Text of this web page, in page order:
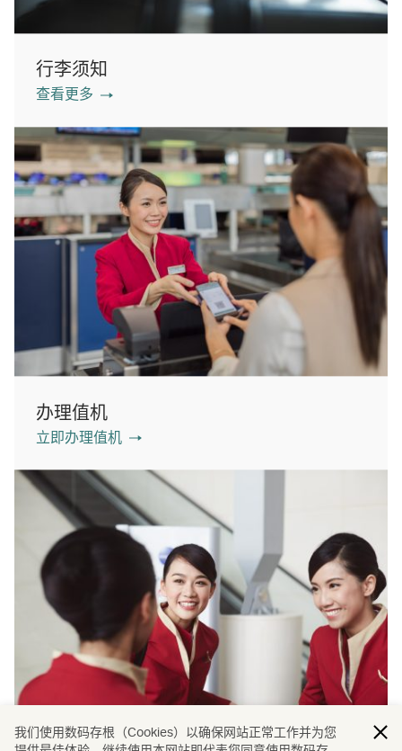
行李须知
查看更多
办理值机
立即办理值机
我们使用数码存根（Cookies）以确保网站正常工作并为您